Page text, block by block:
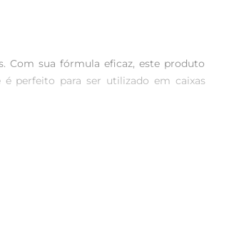
Com sua fórmula eficaz, este produto
perfeito para ser utilizado em caixas
ele contribui para a limpeza da água,
o que realmente importa.